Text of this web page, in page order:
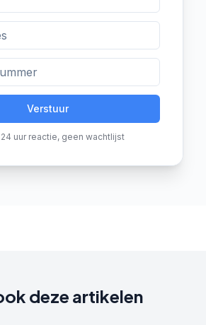
Verstuur
24 uur reactie, geen wachtlijst
deze artikelen